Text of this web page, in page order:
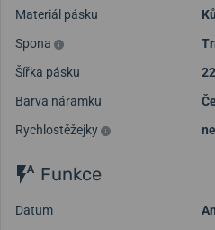
Materiál pásku
Spona
Šířka pásku
Barva náramku
Rychlostěžejky
ne
Funkce
Datum